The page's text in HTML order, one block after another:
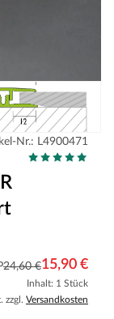
Nr.: L4900471
24,60 €15,90 €
Inhalt: 1 Stück
zzgl. Versandkosten